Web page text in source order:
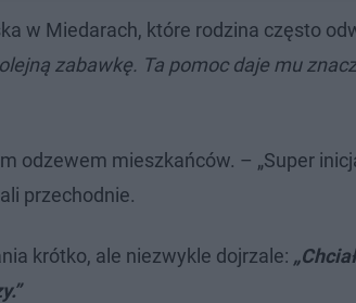
w Miedarach, które rodzina często
zabawkę. Ta pomoc daje mu
odzewem mieszkańców. – „Super
przechodnie.
krótko, ale niezwykle dojrzale: